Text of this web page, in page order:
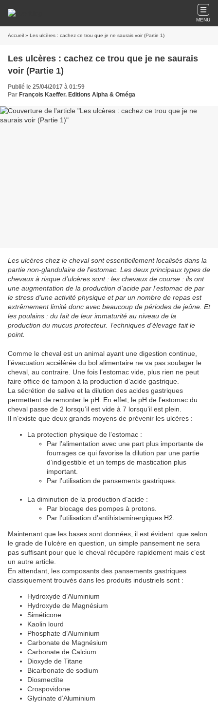
MENU
Accueil » Les ulcères : cachez ce trou que je ne saurais voir (Partie 1)
Les ulcères : cachez ce trou que je ne saurais
voir (Partie 1)
Publié le 25/04/2017 à 01:59
Par François Kaeffer. Editions Alpha & Oméga
Les ulcères chez le cheval sont essentiellement localisés dans la
partie non-glandulaire de l’estomac. Les deux principaux types de
chevaux à risque d’ulcères sont : les chevaux de course : ils ont
une augmentation de la production d’acide par l’estomac de par
le stress d’une activité physique et par un nombre de repas est
extrêmement limité donc avec beaucoup de périodes de jeûne. Et
les poulains : du fait de leur immaturité au niveau de la
production du mucus protecteur. Techniques d'élevage fait le
point.
Comme le cheval est un animal ayant une digestion continue,
l’évacuation accélérée du bol alimentaire ne va pas soulager le
cheval, au contraire. Une fois l’estomac vide, plus rien ne peut
faire office de tampon à la production d’acide gastrique.
La sécrétion de salive et la dilution des acides gastriques
permettent de remonter le pH. En effet, le pH de l’estomac du
cheval passe de 2 lorsqu’il est vide à 7 lorsqu’il est plein.
Il n’existe que deux grands moyens de prévenir les ulcères :
La protection physique de l’estomac :
Par l’alimentation avec une part plus importante de
fourrages ce qui favorise la dilution par une partie
d’indigestible et un temps de mastication plus
important.
Par l’utilisation de pansements gastriques.
La diminution de la production d’acide :
Par blocage des pompes à protons.
Par l’utilisation d’antihistaminergiques H2.
Maintenant que les bases sont données, il est évident que selon
le grade de l’ulcère en question, un simple pansement ne sera
pas suffisant pour que le cheval récupère rapidement mais c’est
un autre article.
En attendant, les composants des pansements gastriques
classiquement trouvés dans les produits industriels sont :
Hydroxyde d’Aluminium
Hydroxyde de Magnésium
Siméticone
Kaolin lourd
Phosphate d’Aluminium
Carbonate de Magnésium
Carbonate de Calcium
Dioxyde de Titane
Bicarbonate de sodium
Diosmectite
Crospovidone
Glycinate d’Aluminium